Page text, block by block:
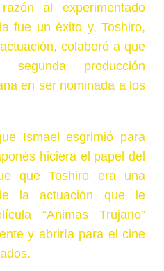
al experimentado
fue un éxito y, Toshiro,
colaboró a que
producción
en ser nominada a los
Ismael esgrimió para
hiciera el papel del
que Toshiro era una
la actuación que le
“Animas Trujano”
y abriría para el cine